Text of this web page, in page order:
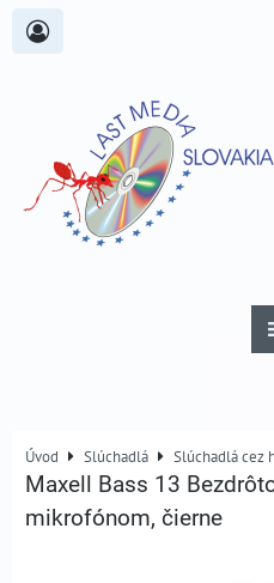
Úvod Slúchadlá Slúchadlá cez
Maxell Bass 13
mikrofónom, čierne